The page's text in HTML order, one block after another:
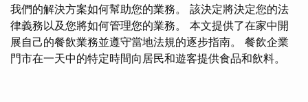
我們的解決方案如何幫助您的業務。 該決定將決定您的法
律義務以及您將如何管理您的業務。 本文提供了在家中開
展自己的餐飲業務並遵守當地法規的逐步指南。 餐飲企業
門市在一天中的特定時間向居民和遊客提供食品和飲料。